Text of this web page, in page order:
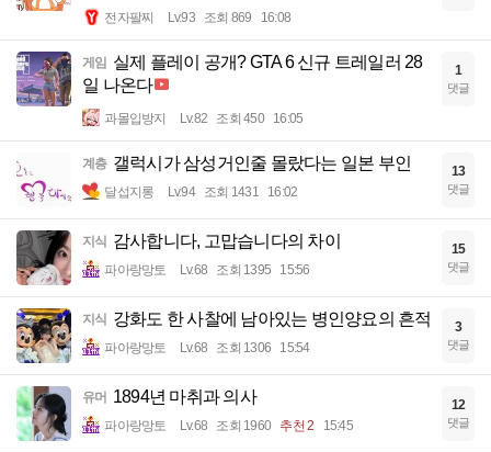
전자팔찌 Lv.93 조회 869 16:08
게임 실제 플레이 공개? GTA 6 신규 트레일러 28
일 나온다
과몰입방지 Lv.82 조회 450 16:05
1
댓글
계층 갤럭시가 삼성거인줄 몰랐다는 일본 부인
달섭지롱 Lv.94 조회 1431 16:02
13
댓글
지식 감사합니다, 고맙습니다의 차이
파아랑망토 Lv.68 조회 1395 15:56
15
댓글
지식 강화도 한 사찰에 남아있는 병인양요의 흔적
파아랑망토 Lv.68 조회 1306 15:54
3
댓글
유머 1894년 마취과 의사
파아랑망토 Lv.68 조회 1960 추천 2 15:45
12
댓글